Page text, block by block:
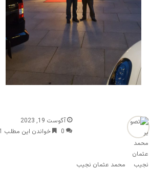
محمد عثمان نجیب
آگوست 19, 2023
0
خواندن این مطلب 21 دقیقه زمان میبرد